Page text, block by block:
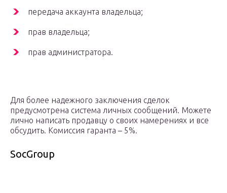
передача аккаунта владельца;
прав владельца;
прав администратора.
Для более надежного заключения сделок
предусмотрена система личных сообщений. Можете
лично написать продавцу о своих намерениях и все
обсудить. Комиссия гаранта – 5%.
SocGroup